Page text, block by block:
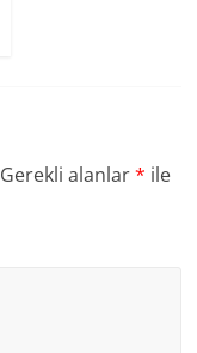
Gerekli alanlar* ile